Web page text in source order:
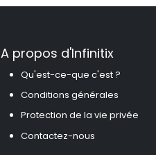
A propos d'Infinitix
Qu'est-ce-que c'est ?
Conditions générales
Protection de la vie privée
Contactez-nous